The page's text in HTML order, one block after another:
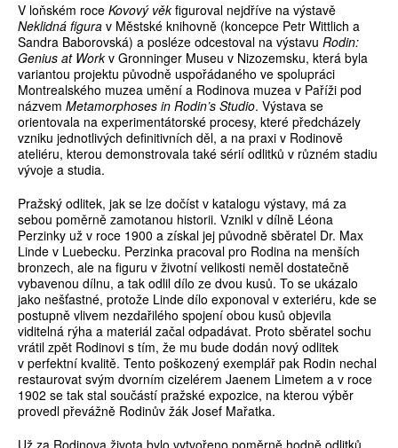
V loňském roce Kovový věkfiguroval nejdříve na výstavě
Neklidná figura v Městské knihovně (koncepce Petr Wittlich a
Sandra Baborovská) a posléze odcestoval na výstavu Rodin:
Genius at Workv Gronninger Museu v Nizozemsku, která byla
variantou projektu původně uspořádaného ve spolupráci
Montrealského muzea umění a Rodinova muzea v Paříži pod
názvem Metamorphoses in Rodin’s Studio. Výstava se
orientovala na experimentátorské procesy, které předcházely
vzniku jednotlivých definitivních děl, a na praxi v Rodinově
ateliéru, kterou demonstrovala také sérií odlitků v různém stadiu
vývoje a studia.
Pražský odlitek, jak se lze dočíst v katalogu výstavy, má za
sebou poměrně zamotanou historii. Vznikl v dílně Léona
Perzinky už v roce 1900 a získal jej původně sběratel Dr. Max
Linde v Luebecku. Perzinka pracoval pro Rodina na menších
bronzech, ale na figuru v životní velikosti neměl dostatečně
vybavenou dílnu, a tak odlil dílo ze dvou kusů. To se ukázalo
jako nešťastné, protože Linde dílo exponoval v exteriéru, kde se
postupně vlivem nezdařilého spojení obou kusů objevila
viditelná rýha a materiál začal odpadávat. Proto sběratel sochu
vrátil zpět Rodinovi s tím, že mu bude dodán nový odlitek
v perfektní kvalitě. Tento poškozený exemplář pak Rodin nechal
restaurovat svým dvorním cizelérem Jaenem Limetem a v roce
1902 se tak stal součástí pražské expozice, na kterou výběr
provedl převážně Rodinův žák Josef Mařatka.